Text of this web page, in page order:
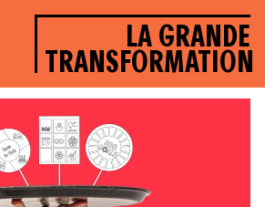
LA GRANDE
TRANSFORMATION